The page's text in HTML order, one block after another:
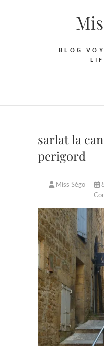
BLOG
sarlat la
perigord
Miss Ségo